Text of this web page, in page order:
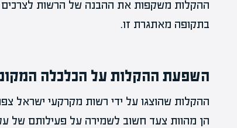
ההקלות משקפות את ההבנה של הרשות לצרכים
בתקופה מאתגרת זו.
השפעת ההקלות על הכלכלה
ההקלות שהוצגו על ידי רשות מקרקעי ישראל
הן מהוות צעד חשוב לשמירה על פעילותם של